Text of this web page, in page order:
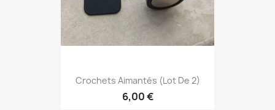
Crochets Aimantés (lot De 2)
6,00 €